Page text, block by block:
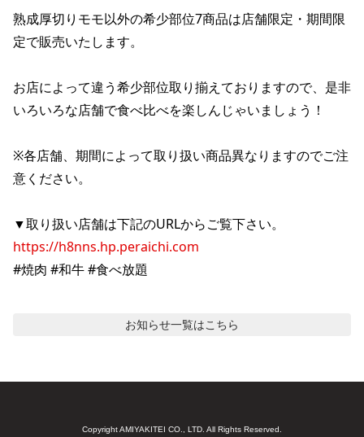
熟成厚切りモモ以外の希少部位7商品は店舗限定・期間限
定で販売いたします。
お店によって違う希少部位取り揃えておりますので、是非
いろいろな店舗で食べ比べを楽しんじゃいましょう！
※各店舗、期間によって取り扱い商品異なりますのでご注
意ください。
https://h8nns.hp.peraichi.com
#焼肉 #和牛 #食べ放題
お知らせ一覧はこちら
Copyright AMIYAKITEI CO., LTD. All Rights Reserved.